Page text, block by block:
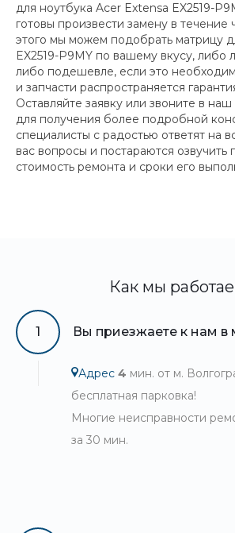
для ноутбука Acer Extensa EX2519-
готовы произвести замену в течение
этого мы можем подобрать матрицу
EX2519-P9MY по вашему вкусу, либо
либо подешевле, если это
и запчасти распространяется
Оставляйте заявку или звоните в
для получения более подробной
специалисты с радостью ответят на
вас вопросы и постараются
стоимость ремонта и сроки его
Как мы
1 Вы приезжаете к нам в
Адрес 4 мин. от м.
бесплатная парковка!
Многие неисправности
за 30 мин.